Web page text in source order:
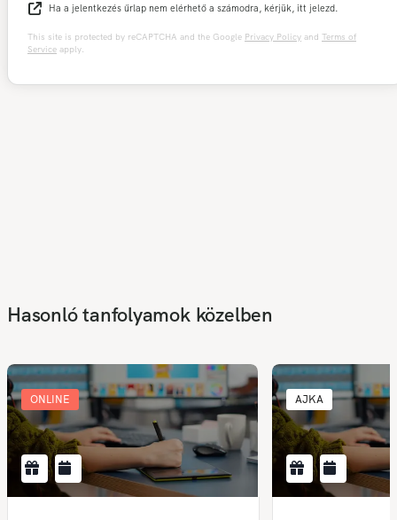
Ha a jelentkezés űrlap nem elérhető a számodra, kérjük, itt jelezd.
This site is protected by reCAPTCHA and the Google Privacy Policy and Terms of
Service apply.
Hasonló tanfolyamok közelben
ONLINE AJKA